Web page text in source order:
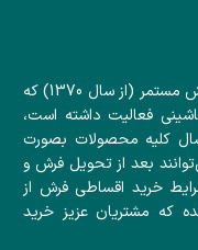
مجموعه فرش افرند به پشتوانه‌ی سال‌ها تلاش مستمر (از سال 1370) که
فعالیت داشته است،
کلیه محصولات بصورت
بعد از تحویل فرش و
خرید اقساطی فرش از
که مشتریان عزیز خرید